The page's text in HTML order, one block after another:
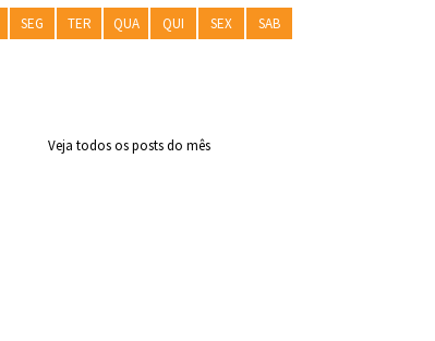
SEG TER QUA QUI SEX SAB
Veja todos os posts do mês